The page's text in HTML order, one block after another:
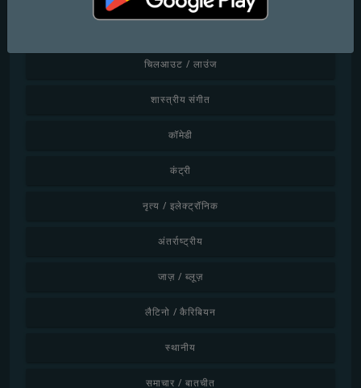
चिलआउट / लाउंज
शास्त्रीय संगीत
कॉमेडी
कंट्री
नृत्य / इलेक्ट्रॉनिक
अंतर्राष्ट्रीय
जाज़ / ब्लूज़
लैटिनो / कैरिबियन
स्थानीय
समाचार / बातचीत